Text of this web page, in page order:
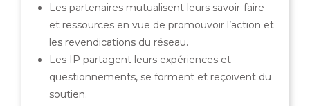
Les partenaires mutualisent leurs savoir-faire
et ressources en vue de promouvoir l’action et
les revendications du réseau.
Les IP partagent leurs expériences et
questionnements, se forment et reçoivent du
soutien.